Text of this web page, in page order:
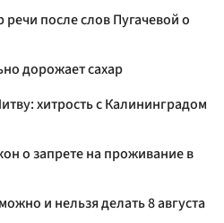
после слов Пугачевой о
дорожает сахар
хитрость с Калининградом
о запрете на проживание в
и нельзя делать 8 августа